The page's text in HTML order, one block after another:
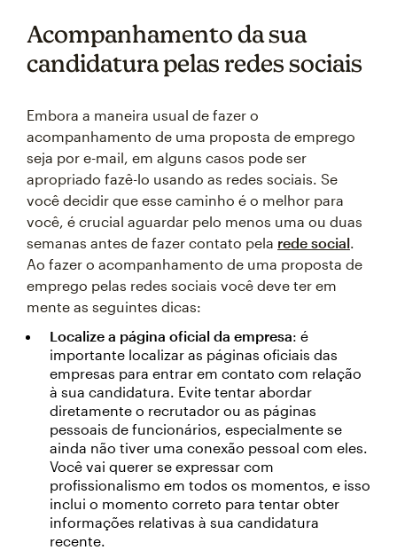
Acompanhamento da sua
candidatura pelas redes sociais
Embora a maneira usual de fazer o
acompanhamento de uma proposta de emprego
seja por e-mail, em alguns casos pode ser
apropriado fazê-lo usando as redes sociais. Se
você decidir que esse caminho é o melhor para
você, é crucial aguardar pelo menos uma ou duas
semanas antes de fazer contato pela rede social.
Ao fazer o acompanhamento de uma proposta de
emprego pelas redes sociais você deve ter em
mente as seguintes dicas:
Localize a página oficial da empresa: é
importante localizar as páginas oficiais das
empresas para entrar em contato com relação
à sua candidatura. Evite tentar abordar
diretamente o recrutador ou as páginas
pessoais de funcionários, especialmente se
ainda não tiver uma conexão pessoal com eles.
Você vai querer se expressar com
profissionalismo em todos os momentos, e isso
inclui o momento correto para tentar obter
informações relativas à sua candidatura
recente.